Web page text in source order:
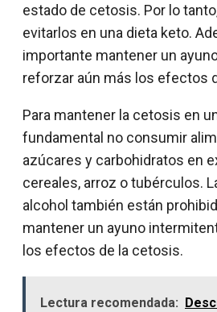
estado de cetosis. Por lo
evitarlos en una dieta keto.
importante mantener un
reforzar aún más los efectos
Para mantener la cetosis en
fundamental no consumir
azúcares y carbohidratos en
cereales, arroz o tubérculos.
alcohol también están
mantener un ayuno
los efectos de la cetosis.
Lectura recomendada: